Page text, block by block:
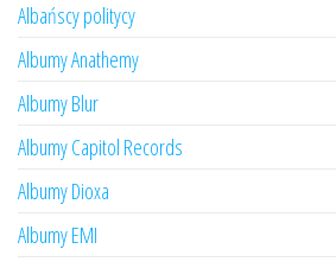
Albańscy politycy
Albumy Anathemy
Albumy Blur
Albumy Capitol Records
Albumy Dioxa
Albumy EMI